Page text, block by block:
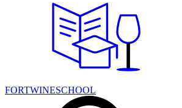
FORTWINESCHOOL